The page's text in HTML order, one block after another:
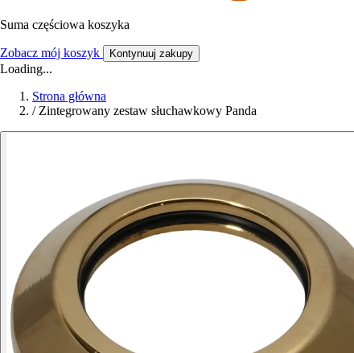
Suma częściowa koszyka
Zobacz mój koszyk Kontynuuj zakupy
Loading...
Strona główna
/ Zintegrowany zestaw słuchawkowy Panda